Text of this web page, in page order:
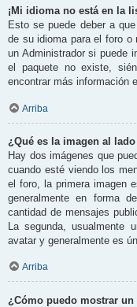
¡Mi idioma no está en la
Esto se puede deber a
de su idioma para el foro o
un Administrador si puede
el paquete no existe,
encontrar más información
Arriba
¿Qué es la imagen al
Hay dos imágenes que
cuando esté viendo los
el foro, la primera imagen
generalmente en forma
cantidad de mensajes
La segunda, usualmente
avatar y generalmente es
Arriba
¿Cómo puedo mostrar un